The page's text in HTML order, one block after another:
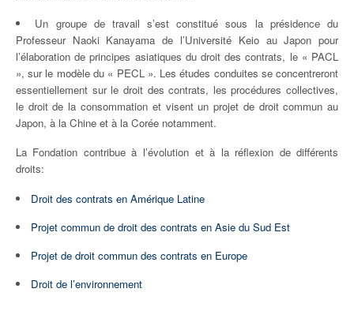
Un groupe de travail s’est constitué sous la présidence du
Professeur Naoki Kanayama de l’Université Keio au Japon pour
l’élaboration de principes asiatiques du droit des contrats, le « PACL
», sur le modèle du « PECL ». Les études conduites se concentreront
essentiellement sur le droit des contrats, les procédures collectives,
le droit de la consommation et visent un projet de droit commun au
Japon, à la Chine et à la Corée notamment.
La Fondation contribue à l’évolution et à la réflexion de différents
droits:
Droit des contrats en Amérique Latine
Projet commun de droit des contrats en Asie du Sud Est
Projet de droit commun des contrats en Europe
Droit de l’environnement